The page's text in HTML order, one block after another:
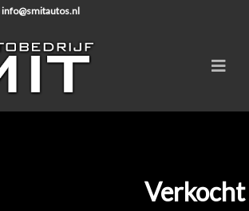
info@smitautos.nl
Verkocht